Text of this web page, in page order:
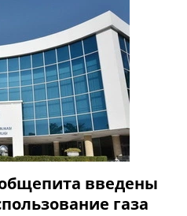
введены
газа